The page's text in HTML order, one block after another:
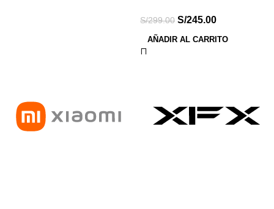
S/299.00 S/245.00
AÑADIR AL CARRITO